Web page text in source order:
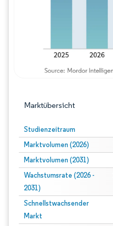
Marktübersicht
Studienzeitraum
Marktvolumen (2026)
Marktvolumen (2031)
Wachstumsrate (2026 -
2031)
Schnellstwachsender
Markt